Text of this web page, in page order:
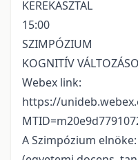
KEREKASZTAL
15:00
SZIMPÓZIUM
KOGNITÍV
Webex link:
https://
A Szimpózium